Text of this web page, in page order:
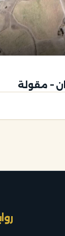
– مقولة